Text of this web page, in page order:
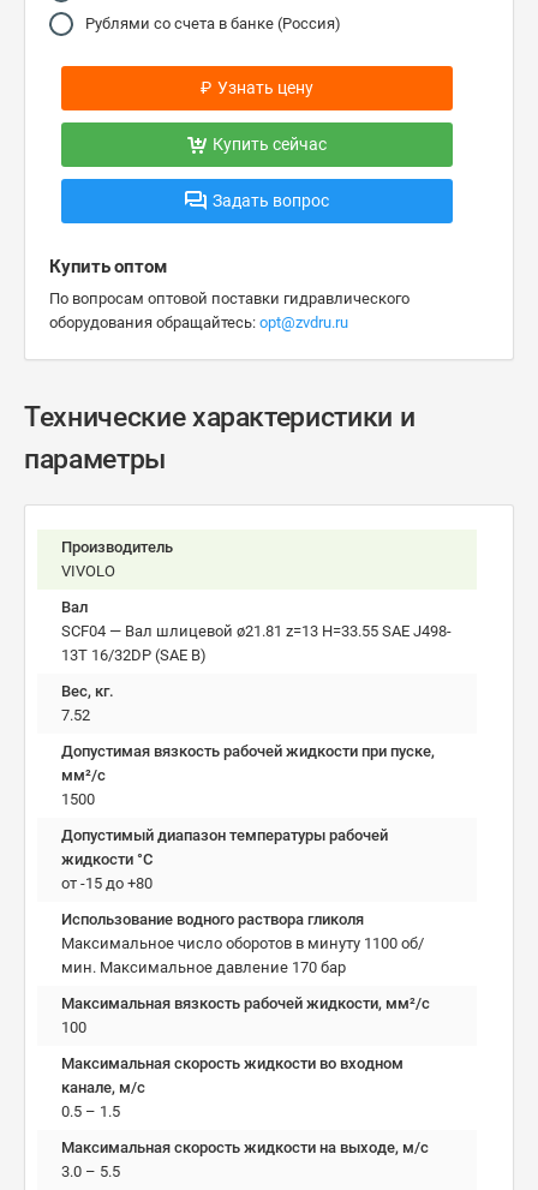
Рублями со счета в банке (Россия)
₽ Узнать цену
Купить сейчас
Задать вопрос
Купить оптом
По вопросам оптовой поставки гидравлического
оборудования обращайтесь: opt@zvdru.ru
Технические характеристики и
параметры
Производитель
VIVOLO
Вал
SCF04 — Вал шлицевой ø21.81 z=13 H=33.55 SAE J498-
13T 16/32DP (SAE B)
Вес, кг.
7.52
Допустимая вязкость рабочей жидкости при пуске,
мм²/c
1500
Допустимый диапазон температуры рабочей
жидкости °C
от -15 до +80
Использование водного раствора гликоля
Максимальное число оборотов в минуту 1100 об/
мин. Максимальное давление 170 бар
Максимальная вязкость рабочей жидкости, мм²/c
100
Максимальная скорость жидкости во входном
канале, м/с
0.5 – 1.5
Максимальная скорость жидкости на выходе, м/с
3.0 – 5.5